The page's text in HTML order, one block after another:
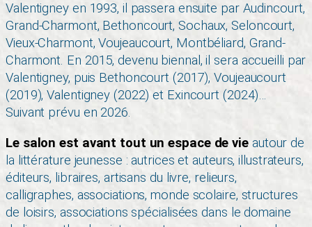
Valentigney en 1993, il passera ensuite par Audincourt,
Grand-Charmont, Bethoncourt, Sochaux, Seloncourt,
Vieux-Charmont, Voujeaucourt, Montbéliard, Grand-
Charmont. En 2015, devenu biennal, il sera accueilli par
Valentigney, puis Bethoncourt (2017), Voujeaucourt
(2019), Valentigney (2022) et Exincourt (2024)…
Suivant prévu en 2026.
Le salon est avant tout un espace de vie autour de
la littérature jeunesse : autrices et auteurs, illustrateurs,
éditeurs, libraires, artisans du livre, relieurs,
calligraphes, associations, monde scolaire, structures
de loisirs, associations spécialisées dans le domaine